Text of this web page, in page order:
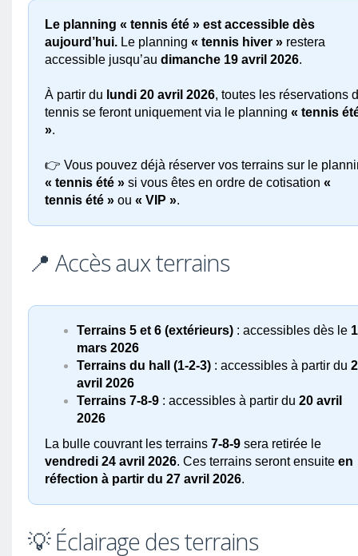
Le planning « tennis été » est accessible dès
aujourd’hui. Le planning « tennis hiver » restera
accessible jusqu’au dimanche 19 avril 2026.
À partir du lundi 20 avril 2026, toutes les réservations
tennis se feront uniquement via le planning « tennis
».
👉 Vous pouvez déjà réserver vos terrains sur le
« tennis été » si vous êtes en ordre de cotisation «
tennis été » ou « VIP ».
📍 Accès aux terrains
Terrains 5 et 6 (extérieurs) : accessibles dès le
mars 2026
Terrains du hall (1-2-3) : accessibles à partir du
avril 2026
Terrains 7-8-9 : accessibles à partir du 20 avril
2026
La bulle couvrant les terrains 7-8-9 sera retirée le
vendredi 24 avril 2026. Ces terrains seront ensuite en
réfection à partir du 27 avril 2026.
💡 Éclairage des terrains